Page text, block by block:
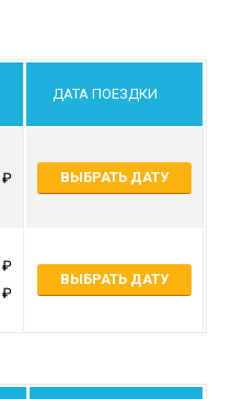
ДАТА ПОЕЗДКИ
ВЫБРАТЬ ДАТУ
ВЫБРАТЬ ДАТУ